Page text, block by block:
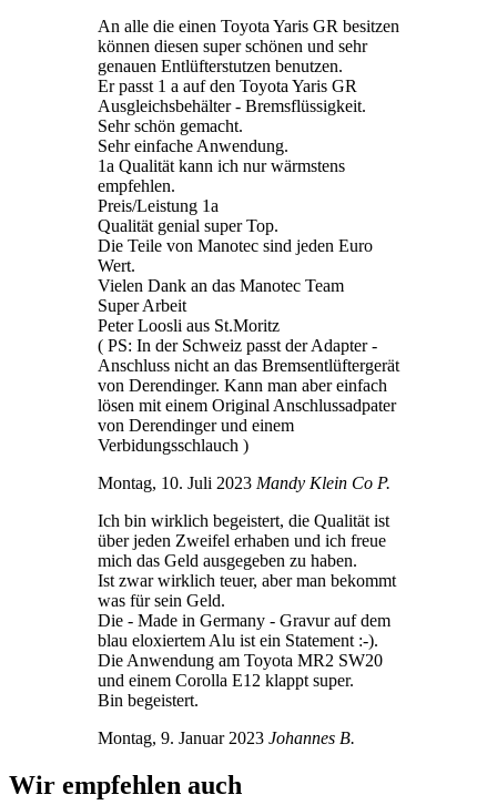
An alle die einen Toyota Yaris GR besitzen
können diesen super schönen und sehr
genauen Entlüfterstutzen benutzen.
Er passt 1 a auf den Toyota Yaris GR
Ausgleichsbehälter - Bremsflüssigkeit.
Sehr schön gemacht.
Sehr einfache Anwendung.
1a Qualität kann ich nur wärmstens
empfehlen.
Preis/Leistung 1a
Qualität genial super Top.
Die Teile von Manotec sind jeden Euro
Wert.
Vielen Dank an das Manotec Team
Super Arbeit
Peter Loosli aus St.Moritz
( PS: In der Schweiz passt der Adapter -
Anschluss nicht an das Bremsentlüftergerät
von Derendinger. Kann man aber einfach
lösen mit einem Original Anschlussadpater
von Derendinger und einem
Verbidungsschlauch )
Montag, 10. Juli 2023 Mandy Klein Co P.
Ich bin wirklich begeistert, die Qualität ist
über jeden Zweifel erhaben und ich freue
mich das Geld ausgegeben zu haben.
Ist zwar wirklich teuer, aber man bekommt
was für sein Geld.
Die - Made in Germany - Gravur auf dem
blau eloxiertem Alu ist ein Statement :-).
Die Anwendung am Toyota MR2 SW20
und einem Corolla E12 klappt super.
Bin begeistert.
Montag, 9. Januar 2023 Johannes B.
Wir empfehlen auch